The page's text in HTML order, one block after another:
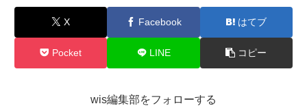
X Facebook はてブ
Pocket LINE コピー
wis編集部をフォローする